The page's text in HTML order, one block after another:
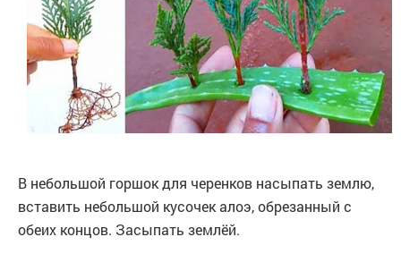
В небольшой горшок для черенков насыпать землю,
вставить небольшой кусочек алоэ, обрезанный с
обеих концов. Засыпать землёй.